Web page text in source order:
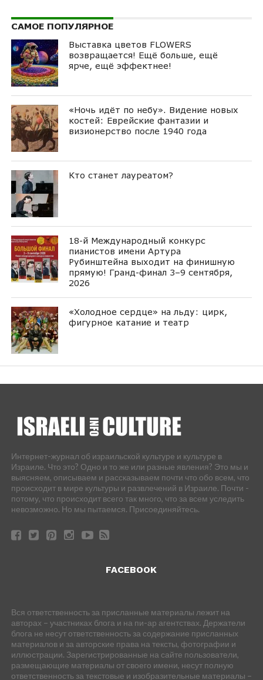
САМОЕ ПОПУЛЯРНОЕ
Выставка цветов FLOWERS
возвращается! Ещё больше, ещё
ярче, ещё эффектнее!
«Ночь идёт по небу». Видение новых
костей: Еврейские фантазии и
визионерство после 1940 года
Кто станет лауреатом?
18-й Международный конкурс
пианистов имени Артура
Рубинштейна выходит на финишную
прямую! Гранд-финал 3–9 сентября,
2026
«Холодное сердце» на льду: цирк,
фигурное катание и театр
Интернет-журнал об израильской культуре и культуре в
Израиле. Что это? Одно и то же или разные явления? Это мы и
выясняем, описываем и рассказываем почти что обо всем, что
происходит в мире культуры и развлечений в Израиле. Почти -
потому, что происходит всего так много, что за всем уследить
невозможно. Но мы пытаемся. Присоединяйтесь.
FACEBOOK
Вся ответственность за присланные материалы лежит на
авторах – участниках блога и на пи-ар агентствах. Держатели
блога не несут ответственность за содержание присланных
материалов и за авторские права на тексты, фотографии и
иллюстрации. Зарегистрированные на сайте пользователи,
размещающие материалы от своего имени, несут полную
ответственность за текстовые и изобразительные материалы –